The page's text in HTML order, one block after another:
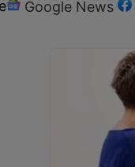
Google News